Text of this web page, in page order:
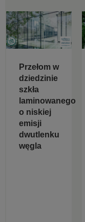
Przełom w
dziedzinie
szkła
laminowanego
o niskiej
emisji
dwutlenku
węgla